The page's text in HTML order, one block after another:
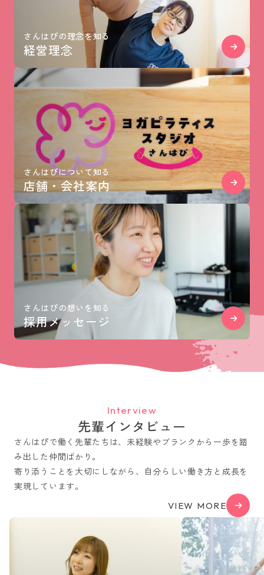
さんはぴの理念を知る
経営理念
さんはぴについて知る
店舗・会社案内
さんはぴの想いを知る
採用メッセージ
Interview
先輩インタビュー
さんはぴで働く先輩たちは、未経験やブランクから一歩を踏
み出した仲間ばかり。
寄り添うことを大切にしながら、自分らしい働き方と成長を
実現しています。
VIEW MORE